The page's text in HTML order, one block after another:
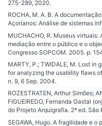
275-289, 2020.
ROCHA, M. A. B. A
Açorianos: Análise de sistemas
MUCHACHO, R. Museus
mediação entre o público e o
Congresso SOPCOM. 2005. p.
MARTY, P.; TWIDALE, M. Lost
for analyzing the usability flaws
n. 9, 6 Sep. 2004.
ROZESTRATEN, Arthur Simões;
FIGUEIREDO, Fernanda Gastal
do Projeto Arquigrafia. 2ª ed. São
SEGAWA, Hugo. A fragilidade e o